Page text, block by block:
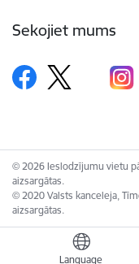
Language
Sekojiet mums
© 2026 Ieslodzījumu vietu
aizsargātas.
© 2020 Valsts kanceleja,
aizsargātas.